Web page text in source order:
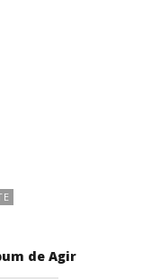
de Agir